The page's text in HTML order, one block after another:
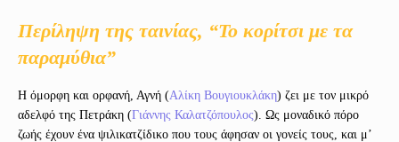
Περίληψη της ταινίας, “Το κορίτσι με τα
παραμύθια”
Η όμορφη και ορφανή, Αγνή (Αλίκη Βουγιουκλάκη) ζει με τον μικρό
αδελφό της Πετράκη (Γιάννης Καλατζόπουλος). Ως μοναδικό πόρο
ζωής έχουν ένα ψιλικατζίδικο που τους άφησαν οι γονείς τους, και μ’